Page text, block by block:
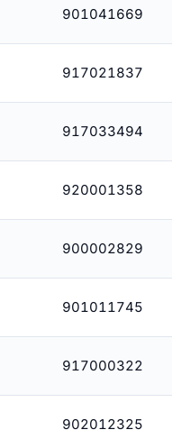
901041669
917021837
917033494
920001358
900002829
901011745
917000322
902012325